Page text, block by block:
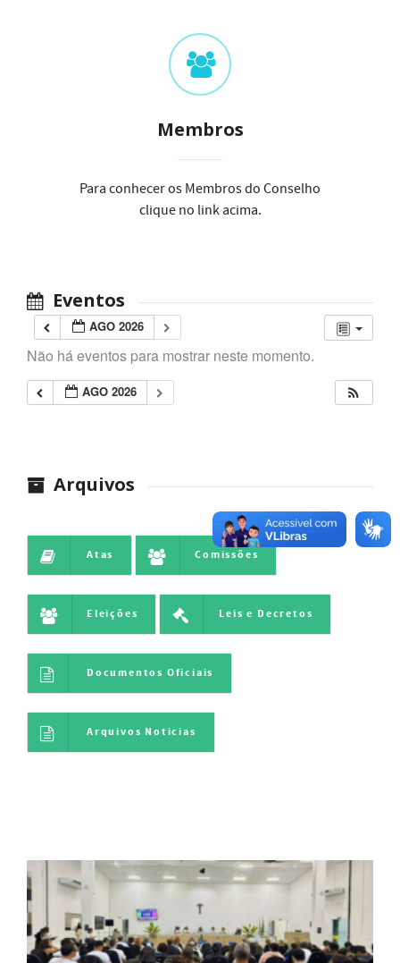
Membros
Para conhecer os Membros do Conselho
clique no link acima.
Eventos
AGO 2026
Não há eventos para mostrar neste momento.
AGO 2026
Arquivos
Atas Comissões
Eleições Leis e Decretos
Documentos Oficiais
Arquivos Noticias